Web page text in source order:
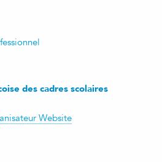
des cadres scolaires
Website